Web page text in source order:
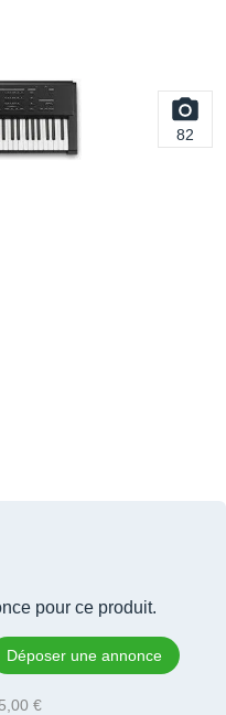
82
pour ce produit.
Déposer une annonce
€